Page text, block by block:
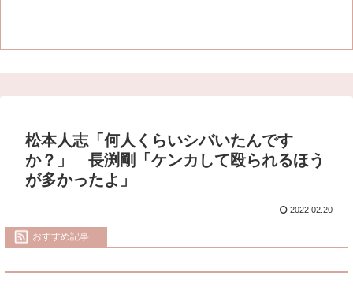
松本人志「何人くらいシバいたんです
か？」 長渕剛「ケンカして殴られるほう
が多かったよ」
2022.02.20
おすすめ記事